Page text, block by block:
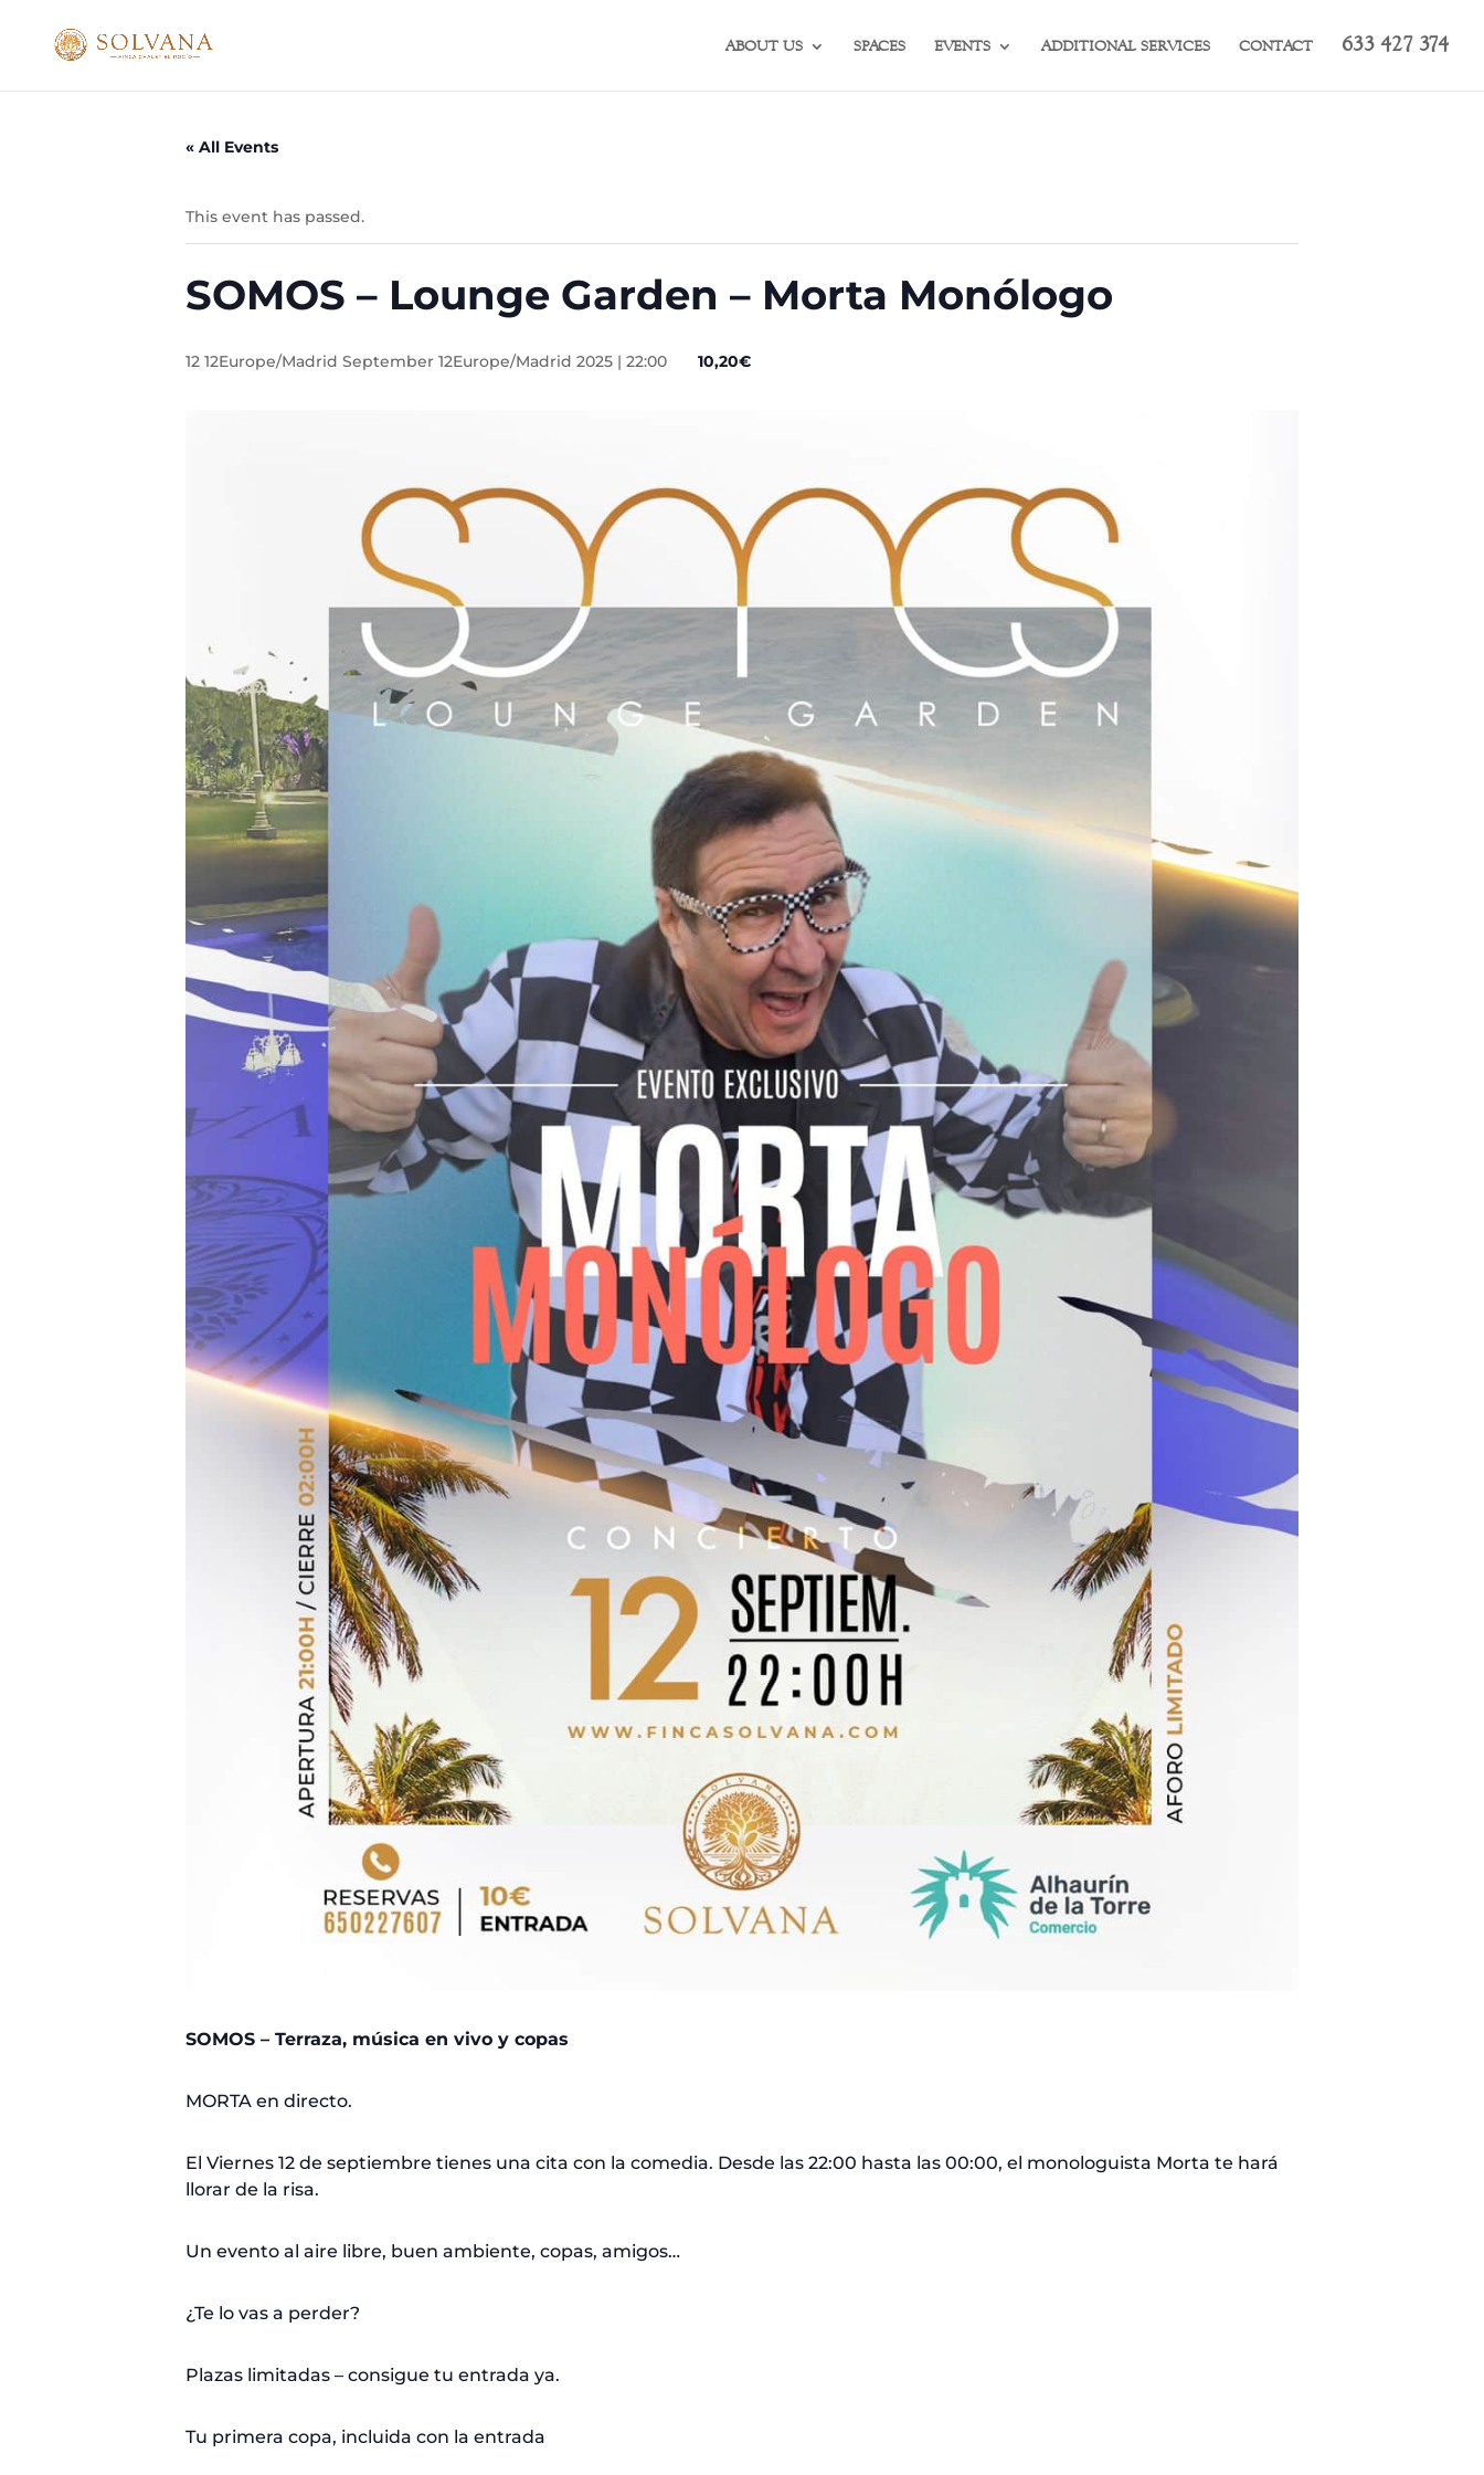
ABOUT US SPACES EVENTS ADDITIONAL SERVICES CONTACT 633 427 374
« All Events
This event has passed.
SOMOS – Lounge Garden – Morta Monólogo
12 12Europe/Madrid September 12Europe/Madrid 2025 | 22:00 10,20€
SOMOS – Terraza, música en vivo y copas
MORTA en directo.
El Viernes 12 de septiembre tienes una cita con la comedia. Desde las 22:00 hasta las 00:00, el monologuista Morta te hará
llorar de la risa.
Un evento al aire libre, buen ambiente, copas, amigos…
¿Te lo vas a perder?
Plazas limitadas – consigue tu entrada ya.
Tu primera copa, incluida con la entrada